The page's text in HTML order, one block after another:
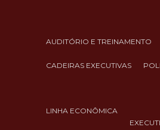
AUDITÓRIO E TREINAMENTO
CADEIRAS EXECUTIVAS
LINHA ECONÔMICA